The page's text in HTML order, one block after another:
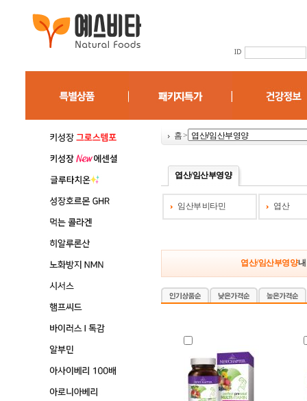
홈>
엽산/임산부영양
임산부 비타민 엽산
엽산/임산부영양내